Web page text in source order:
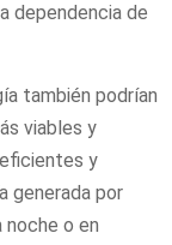
dependencia de
también podrían
viables y
y
generada por
noche o en